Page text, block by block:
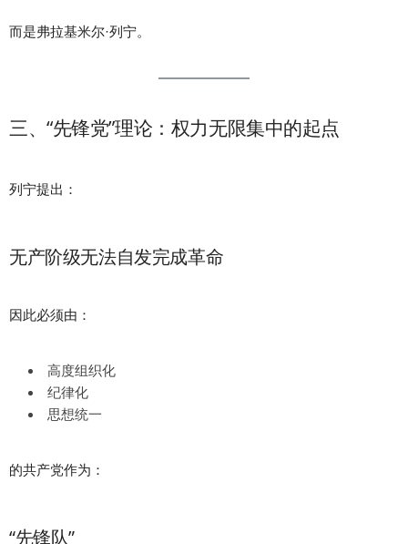
而是弗拉基米尔·列宁。
三、“先锋党”理论：权力无限集中的起点
列宁提出：
无产阶级无法自发完成革命
因此必须由：
高度组织化
纪律化
思想统一
的共产党作为：
“先锋队”